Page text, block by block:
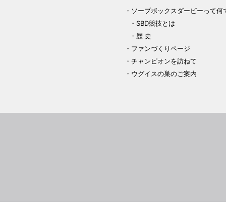
ソープボックスダービーって何
SBD競技とは
歴 史
ファンづくりページ
チャンピオンを訪ねて
ウグイスの巣のご案内